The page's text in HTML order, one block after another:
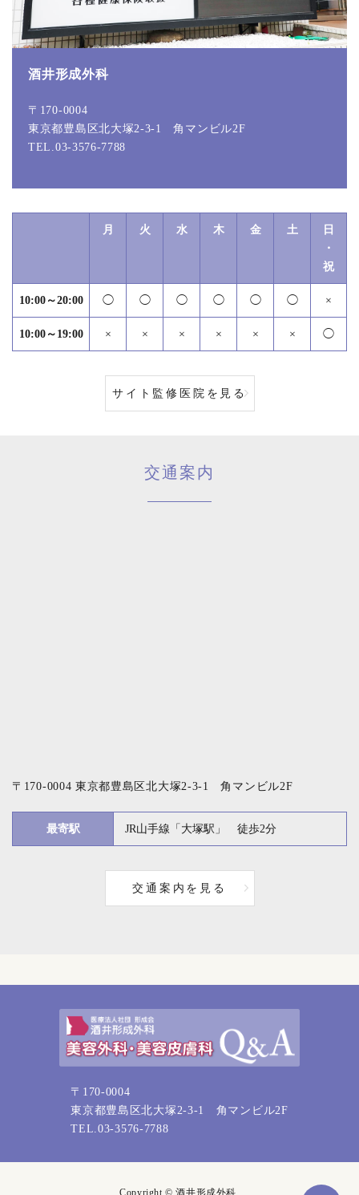
酒井形成外科
〒170-0004
東京都豊島区北大塚2-3-1 角マンビル2F
TEL.03-3576-7788
月 火 水 木 金 土
日
・
祝
10:00～20:00 ◯ ◯ ◯ ◯ ◯ ◯ ×
10:00～19:00 × × × × × × ◯
サイト監修医院を見る
交通案内
〒170-0004 東京都豊島区北大塚2-3-1 角マンビル2F
最寄駅 JR山手線「大塚駅」 徒歩2分
交通案内を見る
〒170-0004
東京都豊島区北大塚2-3-1 角マンビル2F
TEL.03-3576-7788
Copyright © 酒井形成外科